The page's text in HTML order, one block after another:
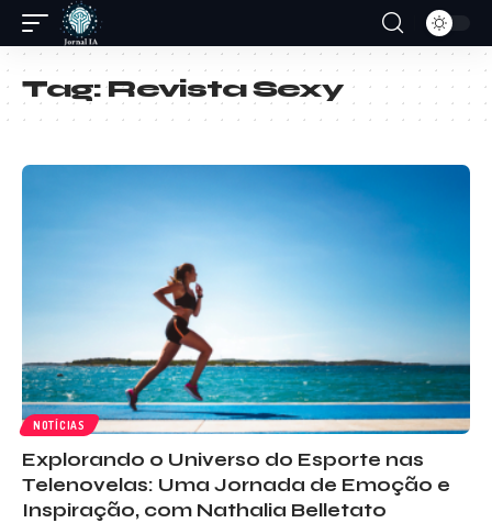
Tag:Revista Sexy
NOTÍCIAS
Explorando o Universo do Esporte nas
Telenovelas: Uma Jornada de Emoção e
Inspiração, com Nathalia Belletato